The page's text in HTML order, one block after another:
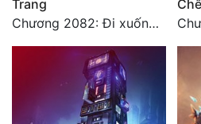
Trang
Chương 2082: Đi xuống, chạy về phía mênh mông tinh thần đại hải (đại kết cục)